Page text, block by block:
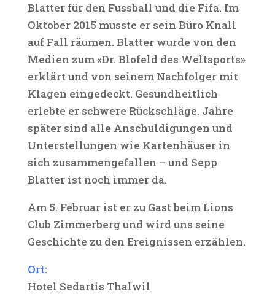
Blatter für den Fussball und die Fifa. Im
Oktober 2015 musste er sein Büro Knall
auf Fall räumen. Blatter wurde von den
Medien zum «Dr. Blofeld des Weltsports»
erklärt und von seinem Nachfolger mit
Klagen eingedeckt. Gesundheitlich
erlebte er schwere Rückschläge. Jahre
später sind alle Anschuldigungen und
Unterstellungen wie Kartenhäuser in
sich zusammengefallen – und Sepp
Blatter ist noch immer da.
Am 5. Februar ist er zu Gast beim Lions
Club Zimmerberg und wird uns seine
Geschichte zu den Ereignissen erzählen.
Ort:
Hotel Sedartis Thalwil